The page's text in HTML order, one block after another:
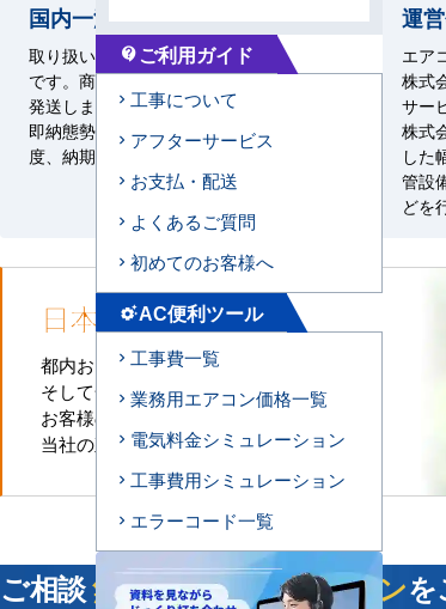
国内一流メーカーを即納態勢で
取り扱い商品はすべて国内一流メーカー
です。商品は最寄りの商品センターから
発送します。掲載の汎用機種は基本的に
即納態勢です。特殊機器については都
度、納期をご案内します。
運
エア
株式
サー
株式
した
管設
どを
日本全国施工対応
都内および首都圏全域
そして全国津々浦々
お客様のお近くに
当社の直工店がございます
ご相談無料！今すぐ最適プラン
contact_support ご利用ガイド
工事について
アフターサービス
お支払・配送
よくあるご質問
初めてのお客様へ
settings_suggestAC便利ツール
工事費一覧
業務用エアコン価格一覧
電気料金シミュレーション
工事費用シミュレーション
エラーコード一覧